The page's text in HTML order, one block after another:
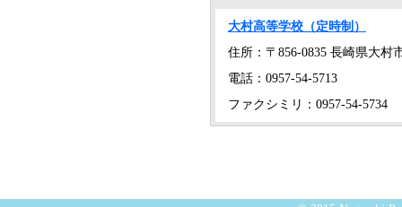
大村高等学校（定時制）
住所：〒856-0835 長崎県大村
電話：0957-54-5713
ファクシミリ：0957-54-5734